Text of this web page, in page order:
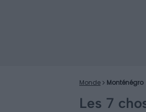
Monde Monténégro
Les 7